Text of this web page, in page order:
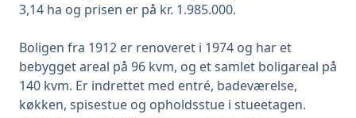
3,14 ha og prisen er på kr. 1.985.000.
Boligen fra 1912 er renoveret i 1974 og har et
bebygget areal på 96 kvm, og et samlet boligareal på
140 kvm. Er indrettet med entré, badeværelse,
køkken, spisestue og opholdsstue i stueetagen.